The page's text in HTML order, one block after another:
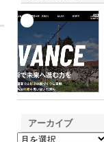
アーカイブ